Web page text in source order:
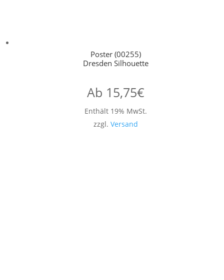
Poster (00255)
Dresden Silhouette
Ab 15,75€
Enthält 19% MwSt.
zzgl. Versand